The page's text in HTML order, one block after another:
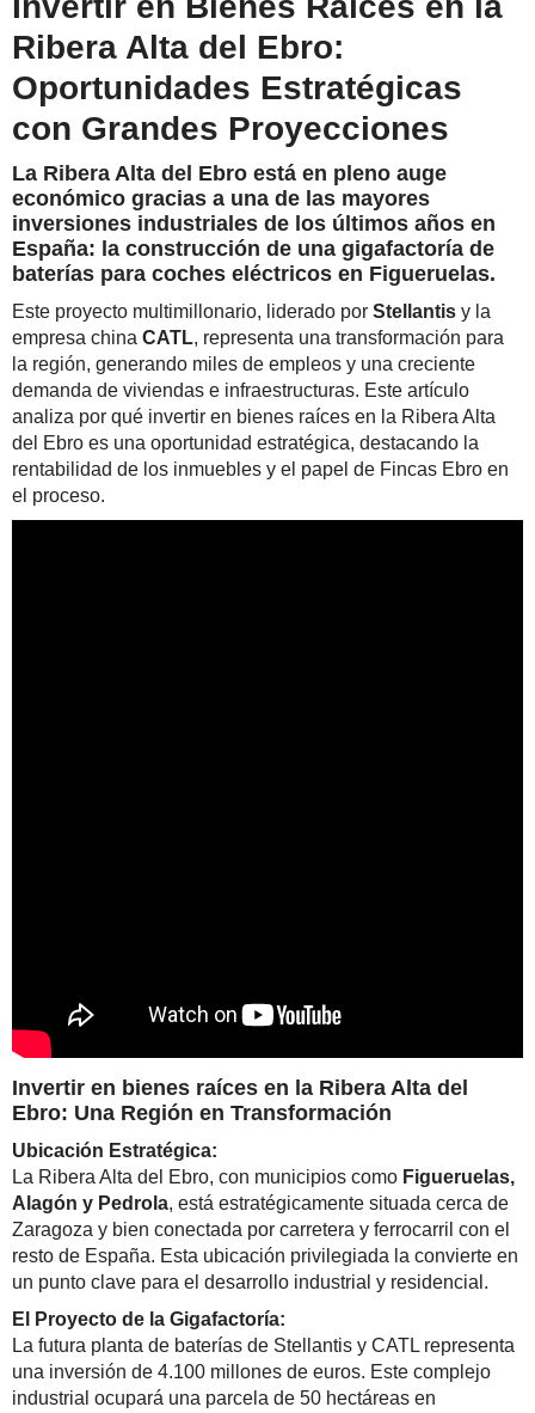
Ribera Alta del Ebro:
Oportunidades Estratégicas
con Grandes Proyecciones
La Ribera Alta del Ebro está en pleno auge
económico gracias a una de las mayores
inversiones industriales de los últimos años en
España: la construcción de una gigafactoría de
baterías para coches eléctricos en Figueruelas.
Este proyecto multimillonario, liderado por Stellantis y la
empresa china CATL, representa una transformación para
la región, generando miles de empleos y una creciente
demanda de viviendas e infraestructuras. Este artículo
analiza por qué invertir en bienes raíces en la Ribera Alta
del Ebro es una oportunidad estratégica, destacando la
rentabilidad de los inmuebles y el papel de Fincas Ebro en
el proceso.
Invertir en bienes raíces en la Ribera Alta del
Ebro: Una Región en Transformación
Ubicación Estratégica:
La Ribera Alta del Ebro, con municipios como Figueruelas,
Alagón y Pedrola, está estratégicamente situada cerca de
Zaragoza y bien conectada por carretera y ferrocarril con el
resto de España. Esta ubicación privilegiada la convierte en
un punto clave para el desarrollo industrial y residencial.
El Proyecto de la Gigafactoría:
La futura planta de baterías de Stellantis y CATL representa
una inversión de 4.100 millones de euros. Este complejo
industrial ocupará una parcela de 50 hectáreas en